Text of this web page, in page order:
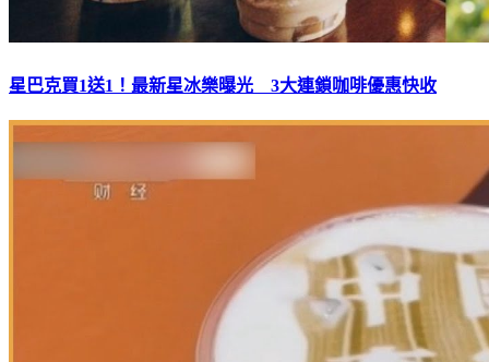
星巴克買1送1！最新星冰樂曝光 3大連鎖咖啡優惠快收